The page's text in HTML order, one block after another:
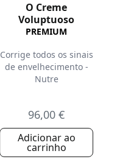
O Creme
Voluptuoso
PREMIUM
Corrige todos os sinais
de envelhecimento -
Nutre
96,00 €
Adicionar ao
carrinho